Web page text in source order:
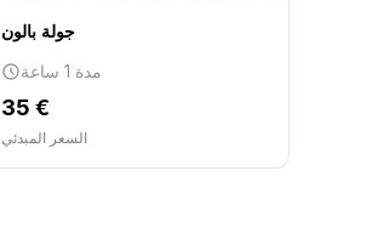
جولة بالون
مدة 1 ساعة
35 €
السعر المبدئي